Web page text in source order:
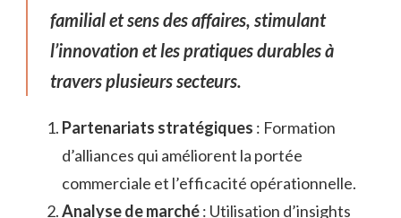
familial et sens des affaires, stimulant
l’innovation et les pratiques durables à
travers plusieurs secteurs.
Partenariats stratégiques : Formation
d’alliances qui améliorent la portée
commerciale et l’efficacité opérationnelle.
Analyse de marché: Utilisation d’insights